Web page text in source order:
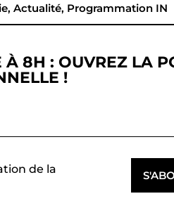
, Actualité, Programmation IN
À 8H : OUVREZ LA
!
de la